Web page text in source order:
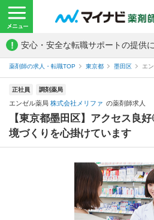
! 安心・安全な転職サポートの提供に
薬剤師の求人・転職TOP 東京都 墨田区 エ
正社員 調剤薬局
エンゼル薬局 株式会社メリファ の薬剤師求人
【東京都墨田区】アクセス良
境づくりを心掛けています